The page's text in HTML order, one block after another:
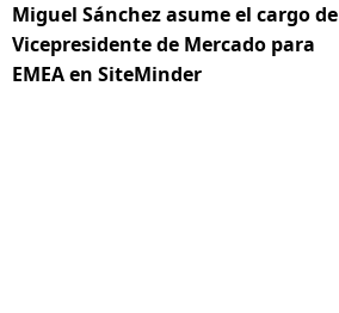
Miguel Sánchez asume el cargo de
Vicepresidente de Mercado para
EMEA en SiteMinder